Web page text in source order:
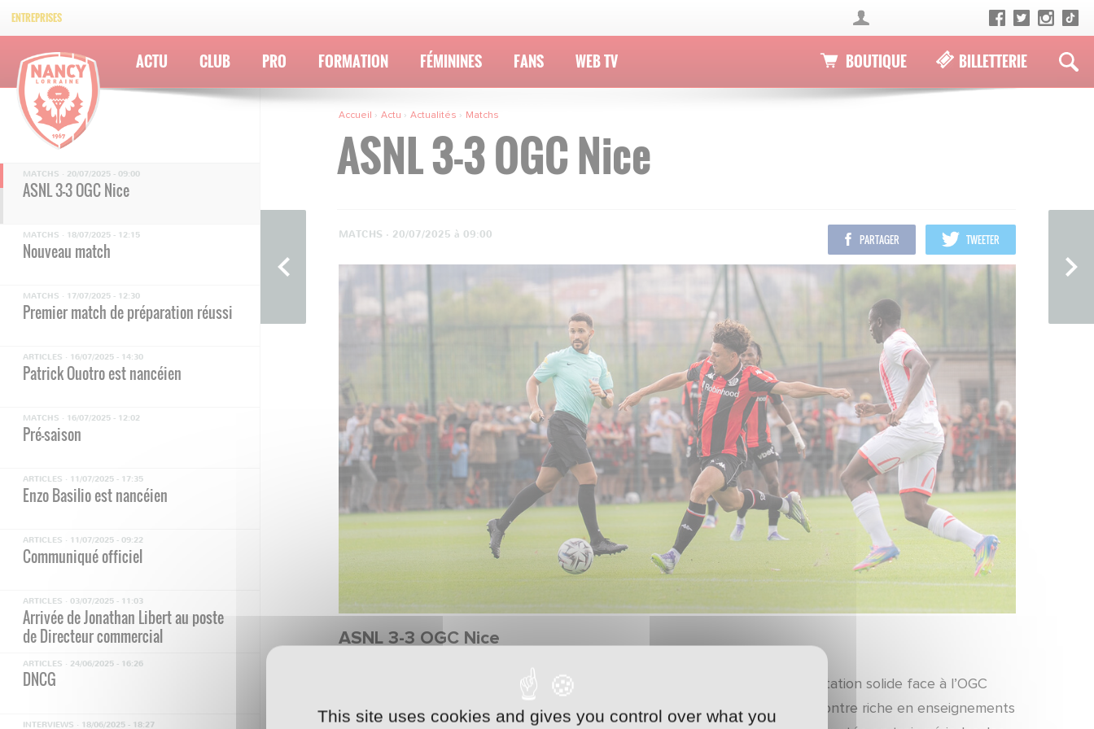
ENTREPRISES
ACTU CLUB PRO FORMATION FÉMININES FANS WEB TV BOUTIQUE BILLETTERIE
MATCHS ·22/07/2025 - 14:00
Strasbourg-Nancy
INTERVIEWS · 20/07/2025 - 19:51
Interview
MATCHS · 20/07/2025 - 09:00
ASNL 3-3 OGC Nice
MATCHS · 18/07/2025 - 12:15
Nouveau match
MATCHS · 17/07/2025 - 12:30
Premier match de préparation réussi
ARTICLES · 16/07/2025 - 14:30
Patrick Ouotro est nancéien
MATCHS · 16/07/2025 - 12:02
Pré-saison
ARTICLES · 11/07/2025 - 17:35
Enzo Basilio est nancéien
ARTICLES · 11/07/2025 - 09:22
Communiqué officiel
ARTICLES · 03/07/2025 - 11:03
Arrivée de Jonathan Libert au poste
de Directeur commercial
ARTICLES · 24/06/2025 - 16:26
DNCG
INTERVIEWS · 18/06/2025 - 18:27
Accueil Actu Actualités Matchs
ASNL 3-3 OGC Nice
MATCHS · 20/07/2025 à 09:00 PARTAGER TWEETER
ASNL 3-3 OGC Nice
Pour leur deuxième match de préparation, nos Nancéiens ont livré une prestation solide face à l’OGC
Nice, pensionnaire de Ligue 1 et engagé dans la course à l’Europe. Une rencontre riche en enseignements
This site uses cookies and gives you control over what you